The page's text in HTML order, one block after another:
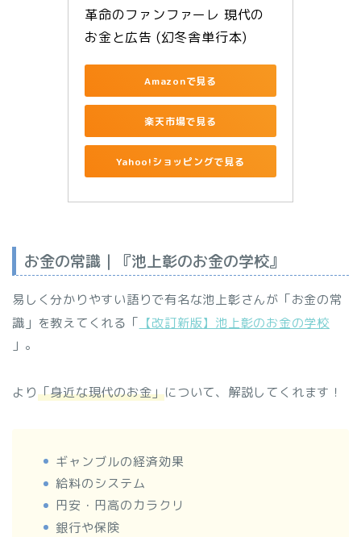
革命のファンファーレ 現代の
お金と広告 (幻冬舎単行本)
Amazonで見る
楽天市場で見る
Yahoo!ショッピングで見る
お金の常識｜『池上彰のお金の学校』
易しく分かりやすい語りで有名な池上彰さんが「お金の常
識」を教えてくれる「 【改訂新版】池上彰のお金の学校
」。
より「身近な現代のお金」について、解説してくれます！
ギャンブルの経済効果
給料のシステム
円安・円高のカラクリ
銀行や保険